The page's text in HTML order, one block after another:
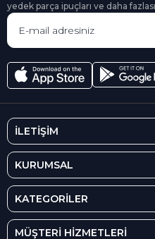
yedek parça ipuçları ve daha
İLETİŞİM
KURUMSAL
KATEGORİLER
MÜŞTERİ HİZMETLERİ